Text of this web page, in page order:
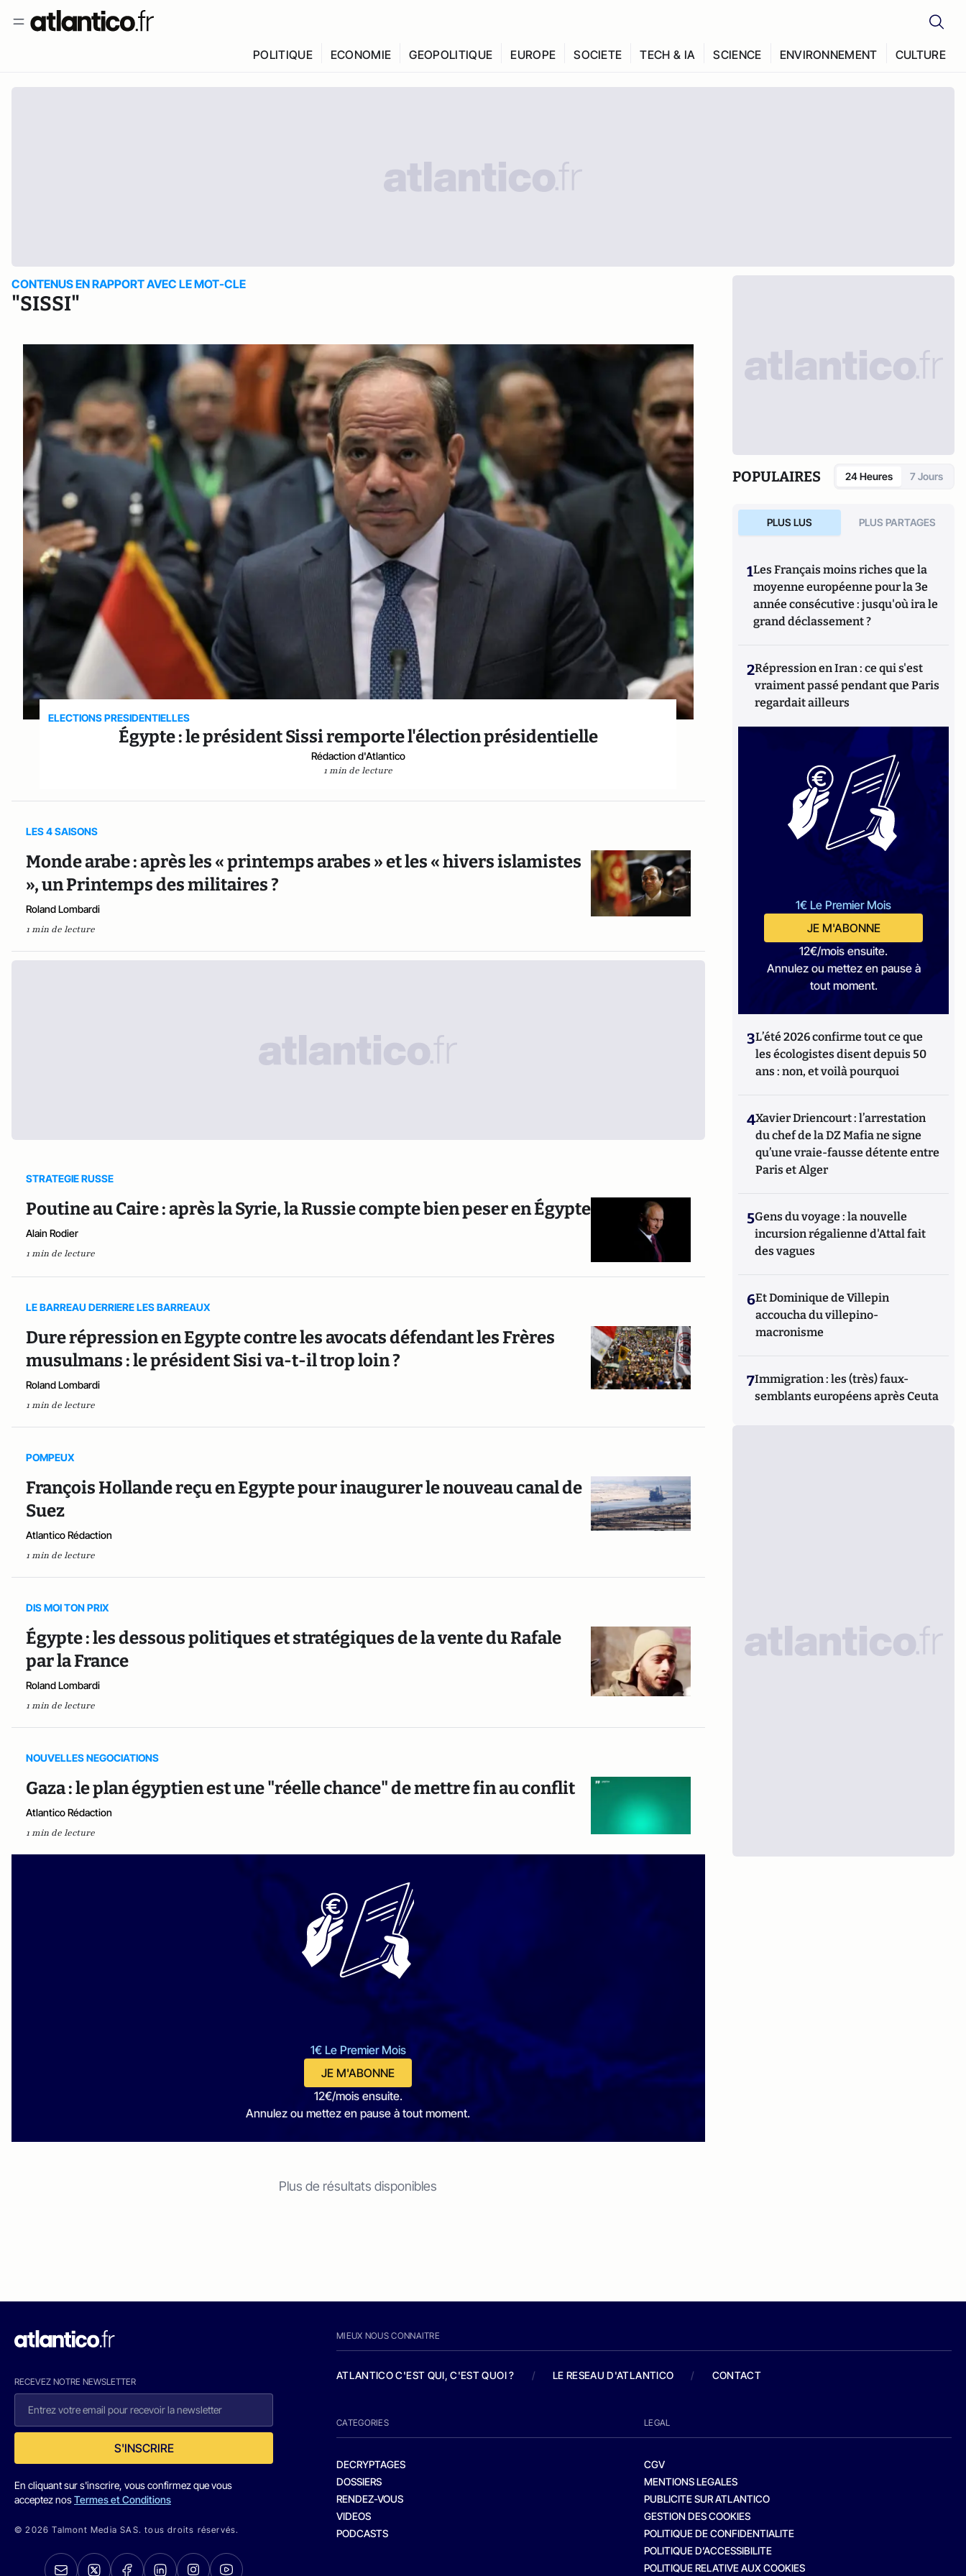
POLITIQUE ECONOMIE GEOPOLITIQUE EUROPE SOCIETE TECH & IA SCIENCE ENVIRONNEMENT CULTURE
CONTENUS EN RAPPORT AVEC LE MOT-CLE
"SISSI"
ELECTIONS PRESIDENTIELLES
Égypte : le président Sissi remporte l'élection présidentielle
Rédaction d'Atlantico
1 min de lecture
LES 4 SAISONS
Monde arabe : après les « printemps arabes » et les « hivers islamistes
», un Printemps des militaires ?
Roland Lombardi
1 min de lecture
STRATEGIE RUSSE
Poutine au Caire : après la Syrie, la Russie compte bien peser en Égypte
Alain Rodier
1 min de lecture
LE BARREAU DERRIERE LES BARREAUX
Dure répression en Egypte contre les avocats défendant les Frères
musulmans : le président Sisi va-t-il trop loin ?
Roland Lombardi
1 min de lecture
POMPEUX
François Hollande reçu en Egypte pour inaugurer le nouveau canal de
Suez
Atlantico Rédaction
1 min de lecture
DIS MOI TON PRIX
Égypte : les dessous politiques et stratégiques de la vente du Rafale
par la France
Roland Lombardi
1 min de lecture
NOUVELLES NEGOCIATIONS
Gaza : le plan égyptien est une "réelle chance" de mettre fin au conflit
Atlantico Rédaction
1 min de lecture
1€ Le Premier Mois
JE M'ABONNE
12€/mois ensuite.
Annulez ou mettez en pause à tout moment.
Plus de résultats disponibles
POPULAIRES 24 Heures 7 Jours
PLUS LUS PLUS PARTAGES
1Les Français moins riches que la
moyenne européenne pour la 3e
année consécutive : jusqu'où ira le
grand déclassement ?
2Répression en Iran : ce qui s'est
vraiment passé pendant que Paris
regardait ailleurs
1€ Le Premier Mois
JE M'ABONNE
12€/mois ensuite.
Annulez ou mettez en pause à
tout moment.
3L’été 2026 confirme tout ce que
les écologistes disent depuis 50
ans : non, et voilà pourquoi
4Xavier Driencourt : l’arrestation
du chef de la DZ Mafia ne signe
qu’une vraie-fausse détente entre
Paris et Alger
5Gens du voyage : la nouvelle
incursion régalienne d'Attal fait
des vagues
6Et Dominique de Villepin
accoucha du villepino-
macronisme
7Immigration : les (très) faux-
semblants européens après Ceuta
RECEVEZ NOTRE NEWSLETTER
S'INSCRIRE
En cliquant sur s'inscrire, vous confirmez que vous
acceptez nosTermes et Conditions
© 2026 Talmont Media SAS. tous droits réservés.
MIEUX NOUS CONNAITRE
ATLANTICO C'EST QUI, C'EST QUOI ? / LE RESEAU D'ATLANTICO / CONTACT
CATEGORIES
DECRYPTAGES
DOSSIERS
RENDEZ-VOUS
VIDEOS
PODCASTS
LEGAL
CGV
MENTIONS LEGALES
PUBLICITE SUR ATLANTICO
GESTION DES COOKIES
POLITIQUE DE CONFIDENTIALITE
POLITIQUE D’ACCESSIBILITE
POLITIQUE RELATIVE AUX COOKIES